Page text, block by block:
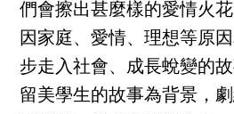
們會擦出甚麼樣的愛情火
因家庭、愛情、理想等原
步走入社會、成長蛻變的
留美學生的故事為背景，